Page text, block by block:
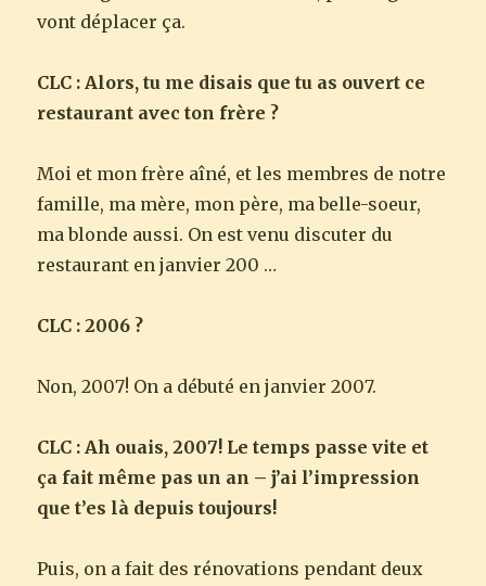
vont déplacer ça.
CLC : Alors, tu me disais que tu as ouvert ce
restaurant avec ton frère ?
Moi et mon frère aîné, et les membres de notre
famille, ma mère, mon père, ma belle-soeur,
ma blonde aussi. On est venu discuter du
restaurant en janvier 200 …
CLC : 2006 ?
Non, 2007! On a débuté en janvier 2007.
CLC : Ah ouais, 2007! Le temps passe vite et
ça fait même pas un an – j’ai l’impression
que t’es là depuis toujours!
Puis, on a fait des rénovations pendant deux